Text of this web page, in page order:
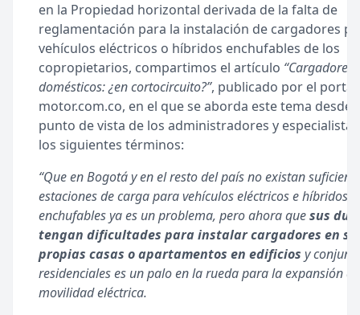
en la Propiedad horizontal derivada de la falta de
reglamentación para la instalación de cargadores
vehículos eléctricos o híbridos enchufables de los
copropietarios, compartimos el artículo “Cargadores
domésticos: ¿en cortocircuito?”, publicado por el portal
motor.com.co, en el que se aborda este tema desde
punto de vista de los administradores y
los siguientes términos:
“Que en Bogotá y en el resto del país no existan
estaciones de carga para vehículos eléctricos e híbridos
enchufables ya es un problema, pero ahora quesus
tengan dificultades para instalar cargadores en
propias casas o apartamentos en edificios y
residenciales es un palo en la rueda para la expansión
movilidad eléctrica.